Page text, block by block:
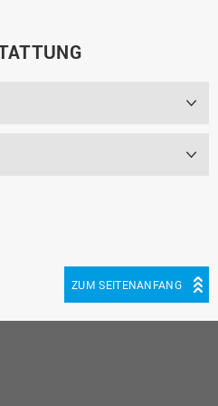
ZUM SEITENANFANG